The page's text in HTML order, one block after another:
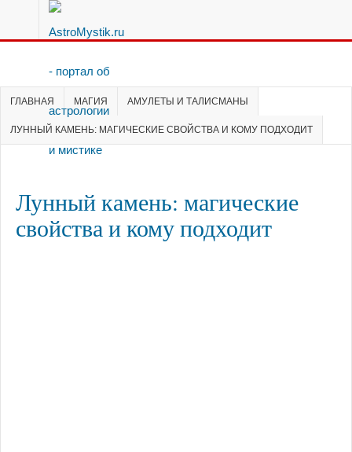
ГЛАВНАЯ МАГИЯ АМУЛЕТЫ И ТАЛИСМАНЫ
ЛУННЫЙ КАМЕНЬ: МАГИЧЕСКИЕ СВОЙСТВА И КОМУ ПОДХОДИТ
Лунный камень: магические
свойства и кому подходит